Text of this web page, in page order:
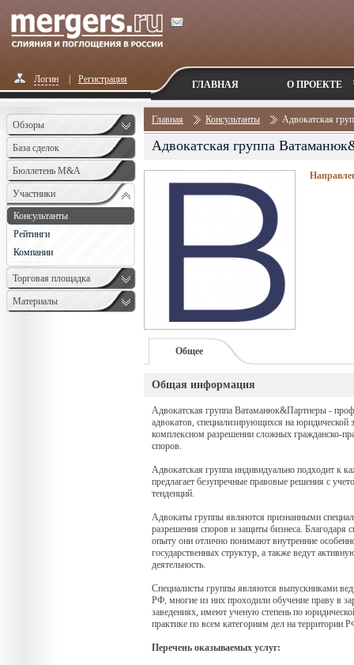
Логин Регистрация ГЛАВНАЯ О ПРОЕКТЕ
Обзоры
База сделок
Бюллетень M&A
Monthly
Участники
Консультанты
Рейтинги
Компании
Торговая площадка
Материалы
Главная Консультанты Адвокатская
Адвокатская группа
Общее
Общая информация
Адвокатская группа Ватаманюк&Партнеры -
адвокатов, специализирующихся на юридической
комплексном разрешении сложных гражданско-
споров.
Адвокатская группа индивидуально подходит к
предлагает безупречные правовые решения с
тенденций.
Адвокаты группы являются признанными
разрешения споров и защиты бизнеса. Благодаря
опыту они отлично понимают внутренние
государственных структур, а также ведут
деятельность.
Специалисты группы являются выпускниками
РФ, многие из них проходили обучение праву в
заведениях, имеют ученую степень по
практике по всем категориям дел на территории
Перечень оказываемых услуг: